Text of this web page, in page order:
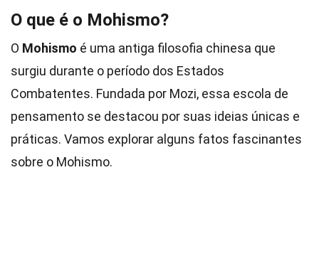
O que é o Mohismo?
O Mohismo é uma antiga filosofia chinesa que
surgiu durante o período dos Estados
Combatentes. Fundada por Mozi, essa escola de
pensamento se destacou por suas ideias únicas e
práticas. Vamos explorar alguns fatos fascinantes
sobre o Mohismo.